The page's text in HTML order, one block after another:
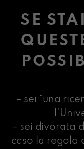
SE
– sei “una
– sei divorata
caso la regola